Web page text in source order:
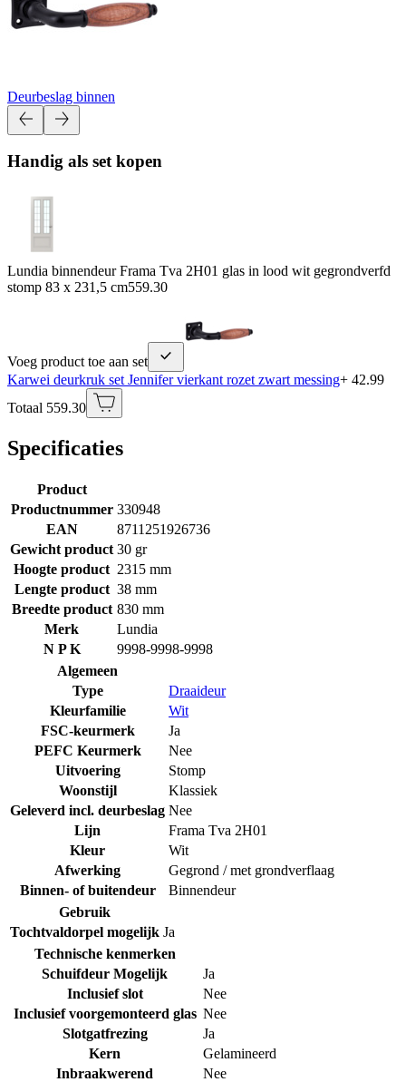
Deurbeslag binnen
Handig als set kopen
Lundia binnendeur Frama Tva 2H01 glas in lood wit gegrondverfd
stomp 83 x 231,5 cm559.30
Voeg product toe aan set
Karwei deurkruk set Jennifer vierkant rozet zwart messing+ 42.99
Totaal 559.30
Specificaties
Product
Productnummer 330948
EAN
8711251926736
Gewicht product 30 gr
Hoogte product 2315 mm
Lengte product 38 mm
Breedte product 830 mm
Merk
Lundia
N P K
9998-9998-9998
Algemeen
Type
Draaideur
Kleurfamilie
Wit
FSC-keurmerk
Ja
PEFC Keurmerk
Nee
Uitvoering
Stomp
Woonstijl
Klassiek
Geleverd incl. deurbeslag Nee
Lijn
Frama Tva 2H01
Kleur
Wit
Afwerking
Gegrond / met grondverflaag
Binnen- of buitendeur
Binnendeur
Gebruik
Tochtvaldorpel mogelijk Ja
Technische kenmerken
Schuifdeur Mogelijk
Ja
Inclusief slot
Nee
Inclusief voorgemonteerd glas Nee
Slotgatfrezing
Ja
Kern
Gelamineerd
Inbraakwerend
Nee